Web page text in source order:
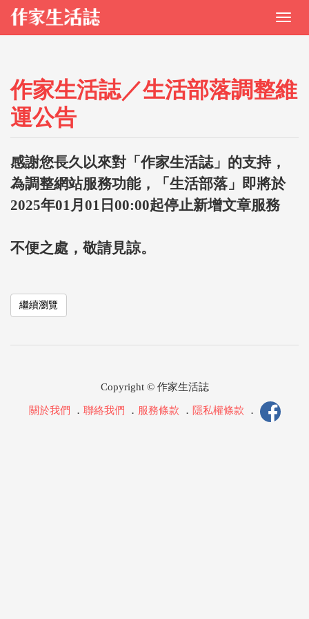
作家生活誌／生活部落調整維
運公告
感謝您長久以來對「作家生活誌」的支持，
為調整網站服務功能，「生活部落」即將於
2025年01月01日00:00起停止新增文章服務
不便之處，敬請見諒。
繼續瀏覽
Copyright © 作家生活誌
關於我們 ． 聯絡我們 ． 服務條款 ． 隱私權條款 ．